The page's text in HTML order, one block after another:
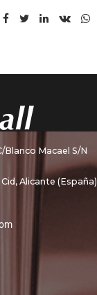
Blanco Macael S/N
Alicante (España)